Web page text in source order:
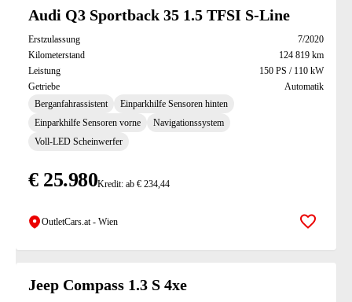
Audi Q3 Sportback 35 1.5 TFSI S-Line
Erstzulassung
7/2020
Kilometerstand
124 819 km
Leistung
150 PS / 110 kW
Getriebe
Automatik
Berganfahrassistent
Einparkhilfe Sensoren hinten
Einparkhilfe Sensoren vorne
Navigationssystem
Voll-LED Scheinwerfer
€ 25.980Kredit: ab € 234,44
OutletCars.at - Wien Zur
Jeep Compass 1.3 S 4xe